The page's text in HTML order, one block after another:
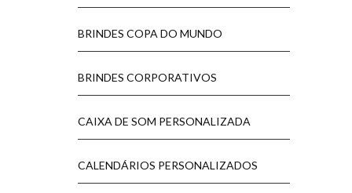
BRINDES COPA DO MUNDO
BRINDES CORPORATIVOS
CAIXA DE SOM PERSONALIZADA
CALENDÁRIOS PERSONALIZADOS